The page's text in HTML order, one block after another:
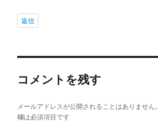
返信
コメントを残す
メールアドレスが公開されることはありません。
欄は必須項目です